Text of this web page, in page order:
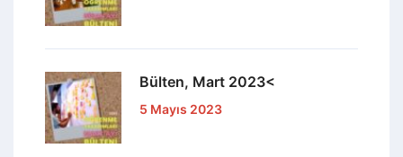
Bülten, Mart 2023<
5 Mayıs 2023